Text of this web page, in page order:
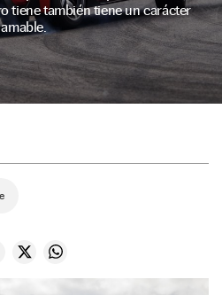
tiene también tiene un carácter
amable.